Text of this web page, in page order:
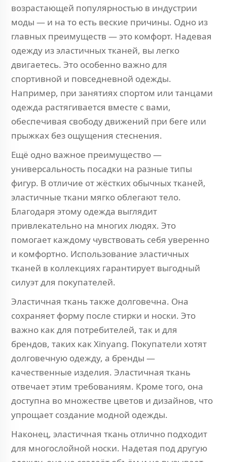
возрастающей популярностью в индустрии
моды — и на то есть веские причины. Одно из
главных преимуществ — это комфорт. Надевая
одежду из эластичных тканей, вы легко
двигаетесь. Это особенно важно для
спортивной и повседневной одежды.
Например, при занятиях спортом или танцами
одежда растягивается вместе с вами,
обеспечивая свободу движений при беге или
прыжках без ощущения стеснения.
Ещё одно важное преимущество —
универсальность посадки на разные типы
фигур. В отличие от жёстких обычных тканей,
эластичные ткани мягко облегают тело.
Благодаря этому одежда выглядит
привлекательно на многих людях. Это
помогает каждому чувствовать себя уверенно
и комфортно. Использование эластичных
тканей в коллекциях гарантирует выгодный
силуэт для покупателей.
Эластичная ткань также долговечна. Она
сохраняет форму после стирки и носки. Это
важно как для потребителей, так и для
брендов, таких как Xinyang. Покупатели хотят
долговечную одежду, а бренды —
качественные изделия. Эластичная ткань
отвечает этим требованиям. Кроме того, она
доступна во множестве цветов и дизайнов, что
упрощает создание модной одежды.
Наконец, эластичная ткань отлично подходит
для многослойной носки. Надетая под другую